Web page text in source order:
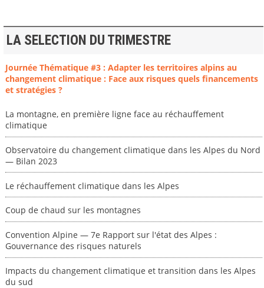
LA SELECTION DU TRIMESTRE
Journée Thématique #3 : Adapter les territoires alpins au
changement climatique : Face aux risques quels financements
et stratégies ?
La montagne, en première ligne face au réchauffement
climatique
Observatoire du changement climatique dans les Alpes du Nord
— Bilan 2023
Le réchauffement climatique dans les Alpes
Coup de chaud sur les montagnes
Convention Alpine — 7e Rapport sur l'état des Alpes :
Gouvernance des risques naturels
Impacts du changement climatique et transition dans les Alpes
du sud